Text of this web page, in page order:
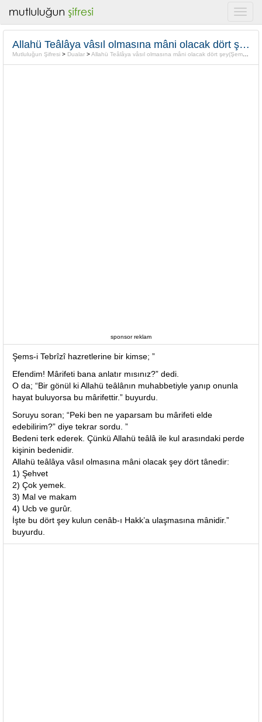
Allahü Teâlâya vâsıl olmasına mâni olacak dört şey(Şems-i Tebrîzî)
Mutluluğun Şifresi > Dualar >Allahü Teâlâya vâsıl olmasına mâni olacak dört şey(Şems-i Tebrîzî)
sponsor reklam
Şems-i Tebrîzî hazretlerine bir kimse; ”
Efendim! Mârifeti bana anlatır mısınız?” dedi.
O da; “Bir gönül ki Allahü teâlânın muhabbetiyle yanıp onunla
hayat buluyorsa bu mârifettir.” buyurdu.
Soruyu soran; “Peki ben ne yaparsam bu mârifeti elde
edebilirim?” diye tekrar sordu. ”
Bedeni terk ederek. Çünkü Allahü teâlâ ile kul arasındaki perde
kişinin bedenidir.
Allahü teâlâya vâsıl olmasına mâni olacak şey dört tânedir:
1) Şehvet
2) Çok yemek.
3) Mal ve makam
4) Ucb ve gurûr.
İşte bu dört şey kulun cenâb-ı Hakk’a ulaşmasına mânidir.”
buyurdu.